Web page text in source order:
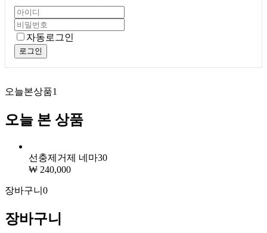
자동로그인
로그인
오늘본상품1
오늘 본 상품
선충제거제 네마30
₩ 240,000
장바구니 0
장바구니